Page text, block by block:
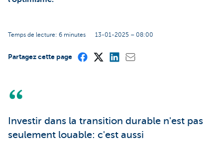
Temps de lecture: 6 minutes 13-01-2025 – 08:00
Partagez cette page
Investir dans la transition durable n'est pas
seulement louable: c'est aussi